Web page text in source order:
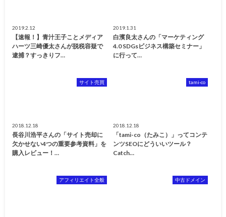
2019.2.12
【速報！】青汁王子ことメディア
ハーツ三崎優太さんが脱税容疑で
逮捕？すっきりフ…
2019.1.31
白濱良太さんの「マーケティング
4.0 SDGsビジネス構築セミナー」
に行って…
サイト売買
2018.12.18
長谷川浩平さんの「サイト売却に
欠かせない4つの重要参考資料」を
購入レビュー！…
tami-co
2018.12.18
「tami-co（たみこ）」ってコンテ
ンツSEOにどういいツール？
Catch…
アフィリエイト全般 中古ドメイン